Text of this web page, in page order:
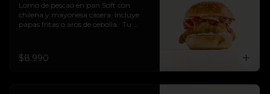
Lomo de pescao en pan Soft con
chilena y mayonesa casera. Incluye
papas fritas o aros de cebolla.  Tu
$8.990